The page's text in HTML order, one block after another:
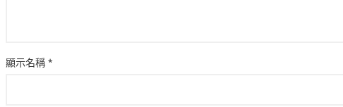
顯示名稱 *